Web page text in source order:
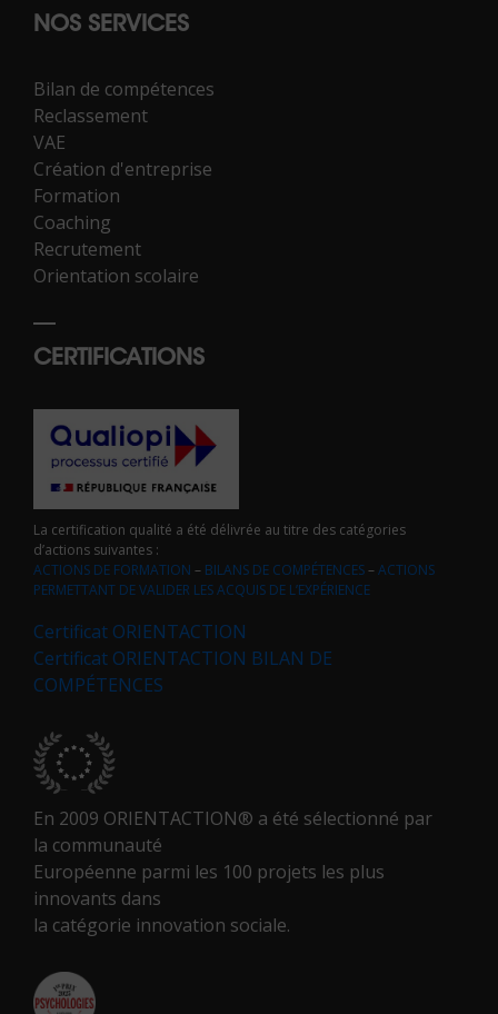
NOS SERVICES
Bilan de compétences
Reclassement
VAE
Création d'entreprise
Formation
Coaching
Recrutement
Orientation scolaire
CERTIFICATIONS
La certification qualité a été délivrée au titre des catégories
d’actions suivantes :
ACTIONS DE FORMATION – BILANS DE COMPÉTENCES–ACTIONS
PERMETTANT DE VALIDER LES ACQUIS DE L’EXPÉRIENCE
Certificat ORIENTACTION
Certificat ORIENTACTION BILAN DE
COMPÉTENCES
En 2009 ORIENTACTION® a été sélectionné par
la communauté
Européenne parmi les 100 projets les plus
innovants dans
la catégorie innovation sociale.